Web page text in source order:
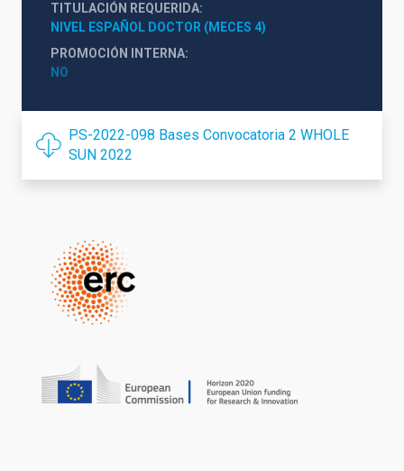
TITULACIÓN REQUERIDA
NIVEL ESPAÑOL DOCTOR (MECES 4)
PROMOCIÓN INTERNA
NO
PS-2022-098 Bases Convocatoria 2 WHOLE
SUN 2022